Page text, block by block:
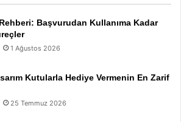
Başvurudan Kullanıma Kadar
1 Ağustos 2026
Kutularla Hediye Vermenin En Zarif
25 Temmuz 2026